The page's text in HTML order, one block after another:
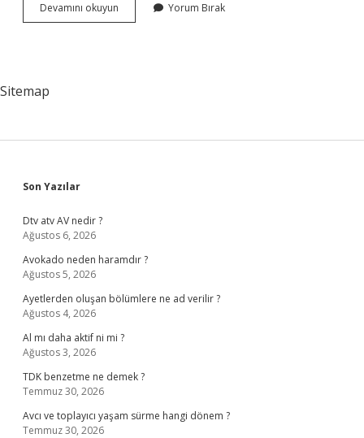
Devamını okuyun
Anlamı
Yorum Bırak
Sitemap
Sidebar
Son Yazılar
Dtv atv AV nedir ?
Ağustos 6, 2026
Avokado neden haramdır ?
Ağustos 5, 2026
Ayetlerden oluşan bölümlere ne ad verilir ?
Ağustos 4, 2026
Al mı daha aktif ni mi ?
Ağustos 3, 2026
TDK benzetme ne demek ?
Temmuz 30, 2026
Avcı ve toplayıcı yaşam sürme hangi dönem ?
Temmuz 30, 2026